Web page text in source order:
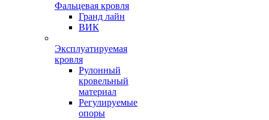
Фальцевая кровля
Гранд лайн
ВИК
Эксплуатируемая
кровля
Рулонный
кровельный
материал
Регулируемые
опоры